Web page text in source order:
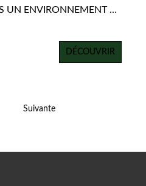
ANCIEN MOULIN DANS UN ENVIRONNEMENT ROMANTIQUE
DÉCOUVRIR
Suivante